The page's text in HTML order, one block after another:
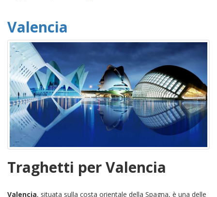
Valencia
Traghetti per Valencia
Valencia, situata sulla costa orientale della Spagna, è una delle